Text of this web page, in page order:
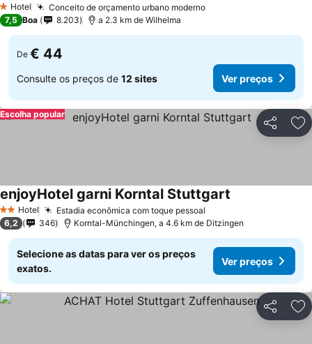
1 Estrelas
Hotel Conceito de orçamento urbano modernoVer preços
7,5 Boa 8.203 a 2.3 km de Wilhelma
De € 44
Consulte os preços de 12 sites Ver preços
Partilhar
Escolha popular
2 Estrelas
Hotel Estadia econômica com toque pessoal
enjoyHotel garni Korntal Stuttgart
6,2 346 Korntal-Münchingen, a 4.6 km de Ditzingen
Selecione as datas para ver os preços
exatos.
Ver preços
Partilhar